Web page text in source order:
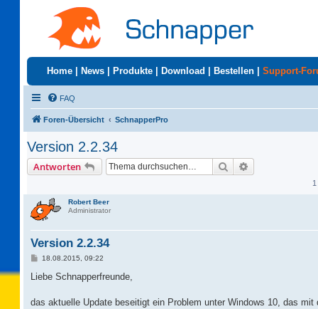
Home News Produkte Download Bestellen Support-
FAQ
Foren-Übersicht SchnapperPro
Version 2.2.34
Antworten Suche
Robert Beer
Administrator
Version 2.2.34
B
i
a
18.08.2015, 09:22
Liebe Schnapperfreunde,
das aktuelle Update beseitigt ein Problem unter Windows 10, das